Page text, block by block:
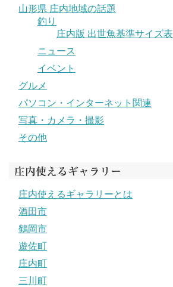
山形県 庄内地域の話題
釣り
庄内版 出世魚基準サイズ表
ニュース
イベント
グルメ
パソコン・インターネット関連
写真・カメラ・撮影
その他
庄内使えるギャラリー
庄内使えるギャラリーとは
酒田市
鶴岡市
遊佐町
庄内町
三川町